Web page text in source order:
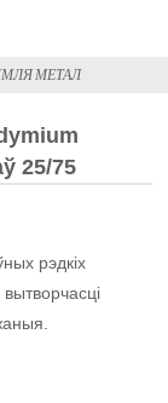
МЕТАЛ
25/75
рэдкіх